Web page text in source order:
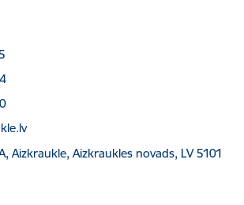
Aizkraukle, Aizkraukles novads, LV 5101